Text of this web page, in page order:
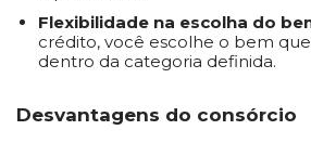
Flexibilidade na escolha do
crédito, você escolhe o bem
dentro da categoria definida.
Desvantagens do consórcio